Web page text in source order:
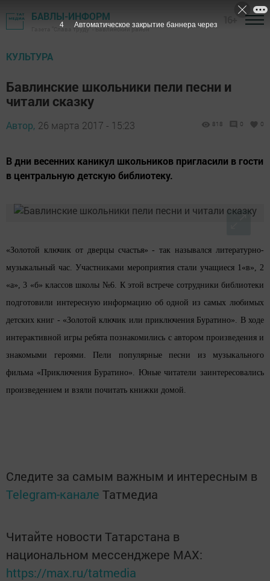
БАВЛЫ-ИНФОРМ
Газета "Слава труду" - Бавлинский район
КУЛЬТУРА
Бавлинские школьники пели песни и
читали сказку
Автор, 26 марта 2017 - 15:23 818 0 0
В дни весенних каникул школьников пригласили в гости
в центральную детскую библиотеку.
«Золотой ключик от дверцы счастья» - так назывался литературно-
музыкальный час. Участниками мероприятия стали учащиеся 1«в», 2
«а», 3 «б» классов школы №6. К этой встрече сотрудники библиотеки
подготовили интересную информацию об одной из самых любимых
детских книг - «Золотой ключик или приключения Буратино». В ходе
интерактивной игры ребята познакомились с автором произведения и
знакомыми героями. Пели популярные песни из музыкального
фильма «Приключения Буратино». Юные читатели заинтересовались
произведением и взяли почитать книжки домой.
Следите за самым важным и интересным в
Telegram-канале Татмедиа
Читайте новости Татарстана в
национальном мессенджере MАХ:
https://max.ru/tatmedia
3 Автоматическое закрытие баннера через